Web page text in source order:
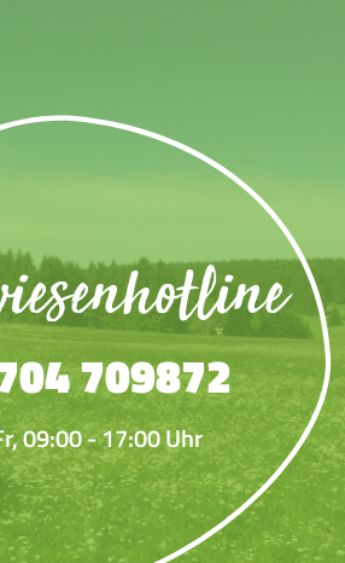
709872
09:00 - 17:00 Uhr